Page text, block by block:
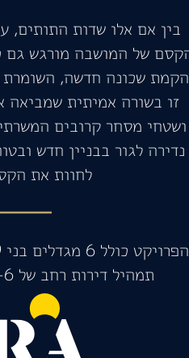
בין אם אלו שדות התותים,
הקמת שכונה חדשה,
זו בשורה אמיתית שמביאה
ושטחי מסחר קרובים
נדירה לגור בבניין חדש
לחוות את
תמהיל דירות רחב של 3-6 ח' דירות גן ופנטהאוזים.